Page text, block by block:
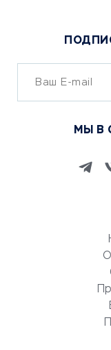
Сервисы
ОБУЧЕНИЕ И
Изучение
Маркетинг и
Красота и
Сервисы по
Сетевой
МЫ В